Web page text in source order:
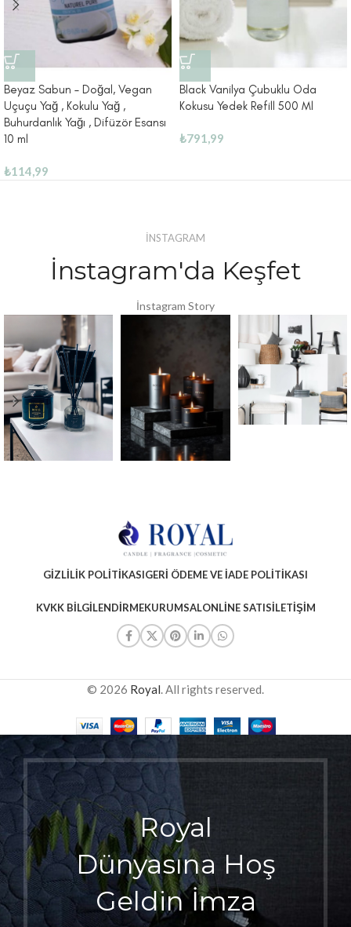
Beyaz Sabun – Doğal, Vegan
Uçuçu Yağ , Kokulu Yağ ,
Buhurdanlık Yağı , Difüzör Esansı
10 ml
₺114,99
Black Vanilya Çubuklu Oda
Kokusu Yedek Refill 500 Ml
₺791,99
İNSTAGRAM
İnstagram'da Keşfet
İnstagram Story
GIZLILIK POLITIKASIGERI ÖDEME VE İADE POLITIKASI
KVKK BILGILENDIRMEKURUMSALONLINE SATISİLETIŞIM
© 2026 Royal. All rights reserved.
Royal
Dünyasına Hoş
Geldin İmza